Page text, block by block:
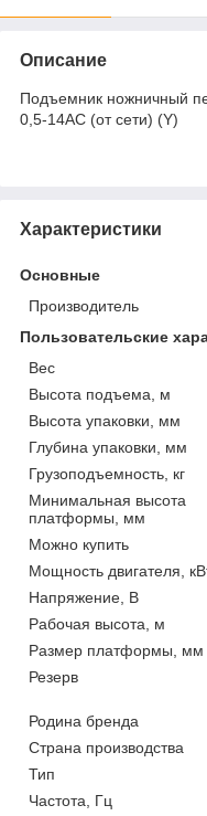
Описание
Подъемник ножничный
0,5-14AC (от сети) (Y)
Характеристики
Основные
Производитель
Пользовательские
Вес
Высота подъема, м
Высота упаковки, мм
Глубина упаковки, мм
Грузоподъемность, кг
Минимальная высота
платформы, мм
Можно купить
Мощность двигателя,
Напряжение, В
Рабочая высота, м
Размер платформы, мм
Резерв
Родина бренда
Страна производства
Тип
Частота, Гц